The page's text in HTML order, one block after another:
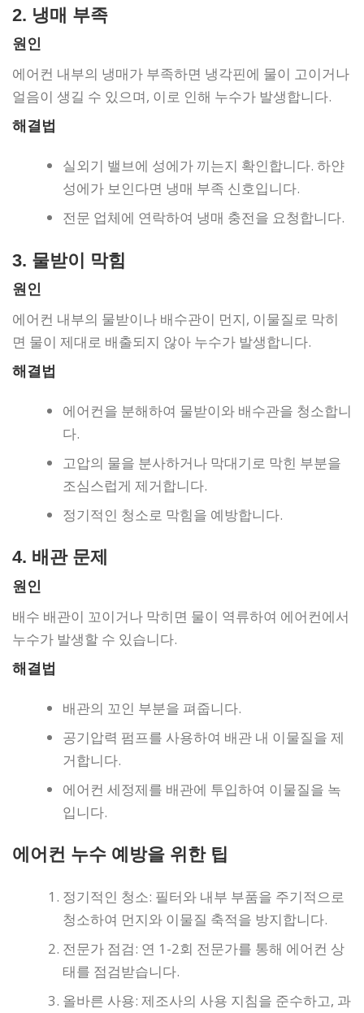
2. 냉매 부족
원인
에어컨 내부의 냉매가 부족하면 냉각핀에 물이 고이거나
얼음이 생길 수 있으며, 이로 인해 누수가 발생합니다.
해결법
실외기 밸브에 성에가 끼는지 확인합니다. 하얀
성에가 보인다면 냉매 부족 신호입니다.
전문 업체에 연락하여 냉매 충전을 요청합니다.
3. 물받이 막힘
원인
에어컨 내부의 물받이나 배수관이 먼지, 이물질로 막히
면 물이 제대로 배출되지 않아 누수가 발생합니다.
해결법
에어컨을 분해하여 물받이와 배수관을 청소합니
다.
고압의 물을 분사하거나 막대기로 막힌 부분을
조심스럽게 제거합니다.
정기적인 청소로 막힘을 예방합니다.
4. 배관 문제
원인
배수 배관이 꼬이거나 막히면 물이 역류하여 에어컨에서
누수가 발생할 수 있습니다.
해결법
배관의 꼬인 부분을 펴줍니다.
공기압력 펌프를 사용하여 배관 내 이물질을 제
거합니다.
에어컨 세정제를 배관에 투입하여 이물질을 녹
입니다.
에어컨 누수 예방을 위한 팁
정기적인 청소: 필터와 내부 부품을 주기적으로
청소하여 먼지와 이물질 축적을 방지합니다.
전문가 점검: 연 1-2회 전문가를 통해 에어컨 상
태를 점검받습니다.
올바른 사용: 제조사의 사용 지침을 준수하고, 과